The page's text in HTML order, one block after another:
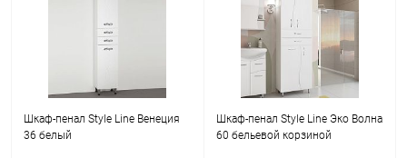
Шкаф-пенал Style Line Венеция
36 белый
Шкаф-пенал Style Line Эко Волна
60 бельевой корзиной